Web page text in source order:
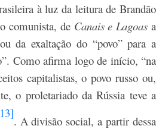
à luz da leitura de Brandão
comunista, de Canais e Lagoas a
da exaltação do “povo” para a
Como afirma logo de início, “na
capitalistas, o povo russo ou,
o proletariado da Rússia teve a
. A divisão social, a partir dessa